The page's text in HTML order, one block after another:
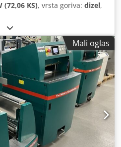
(72,06 KS), vrsta goriva: dizel,
Mali oglas